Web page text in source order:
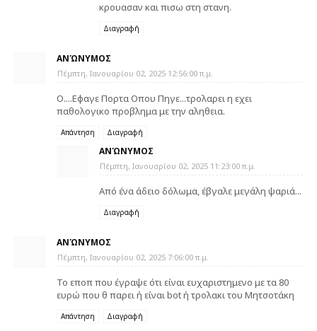
κρουασαν και πισω στη στανη.
Διαγραφή
ΑΝΏΝΥΜΟΣ
Πέμπτη, Ιανουαρίου 02, 2025 12:56:00 π.μ.
Ο....Εφαγε Πορτα Οπου Πηγε...τρολαρει η εχει
παθολογικο προβλημα με την αληθεια.
Απάντηση Διαγραφή
ΑΝΏΝΥΜΟΣ
Πέμπτη, Ιανουαρίου 02, 2025 11:23:00 π.μ.
Από ένα άδειο δόλωμα, έβγαλε μεγάλη ψαριά...
Διαγραφή
ΑΝΏΝΥΜΟΣ
Πέμπτη, Ιανουαρίου 02, 2025 7:06:00 π.μ.
Το εποπ που έγραψε ότι είναι ευχαριστημενο με τα 80
ευρώ που θ παρει ή είναι bot ή τρολακι του Μητσοτάκη
Απάντηση Διαγραφή